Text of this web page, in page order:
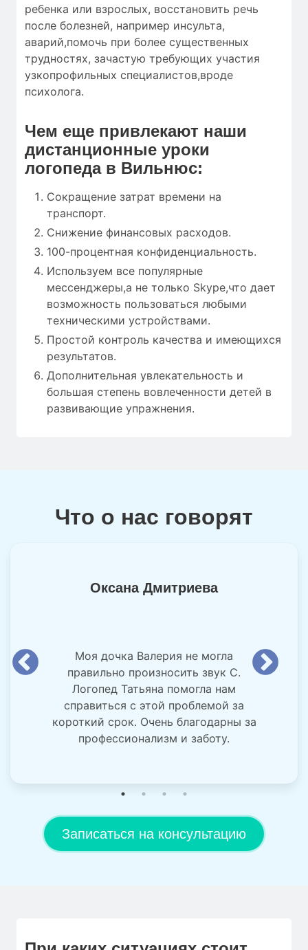
ребенка или взрослых, восстановить речь
после болезней, например инсульта,
аварий,помочь при более существенных
трудностях, зачастую требующих участия
узкопрофильных специалистов,вроде
психолога.
Чем еще привлекают наши
дистанционные уроки
логопеда в Вильнюс:
Сокращение затрат времени на
транспорт.
Снижение финансовых расходов.
100-процентная конфиденциальность.
Используем все популярные
мессенджеры,а не только Skype,что дает
возможность пользоваться любыми
техническими устройствами.
Простой контроль качества и имеющихся
результатов.
Дополнительная увлекательность и
большая степень вовлеченности детей в
развивающие упражнения.
Что о нас говорят
Оксана Дмитриева
Моя дочка Валерия не могла
правильно произносить звук С.
Логопед Татьяна помогла нам
справиться с этой проблемой за
короткий срок. Очень благодарны за
профессионализм и заботу.
Записаться на консультацию